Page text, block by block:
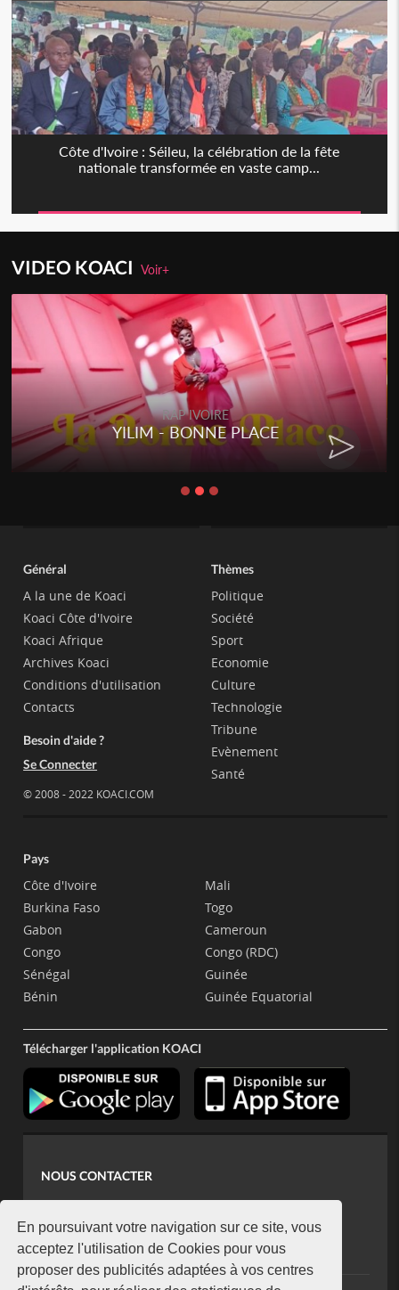
En poursuivant votre navigation sur ce site, vous
acceptez l'utilisation de Cookies pour vous
proposer des publicités adaptées à vos centres
Côte d'Ivoire : Séileu, la célébration de la fête
nationale transformée en vaste camp...
VIDEO KOACIVoir+
RAP IVOIRE
YILIM - BONNE PLACE
Général
A la une de Koaci
Koaci Côte d'Ivoire
Koaci Afrique
Archives Koaci
Conditions d'utilisation
Contacts
Besoin d'aide ?
Se Connecter
© 2008 - 2022 KOACI.COM
Thèmes
Politique
Société
Sport
Economie
Culture
Technologie
Tribune
Evènement
Santé
Pays
Côte d'Ivoire
Burkina Faso
Gabon
Congo
Sénégal
Bénin
Mali
Togo
Cameroun
Congo (RDC)
Guinée
Guinée Equatorial
Télécharger l'application KOACI
NOUS CONTACTER
koaci@yahoo.fr
+225 07 08 85 52 93